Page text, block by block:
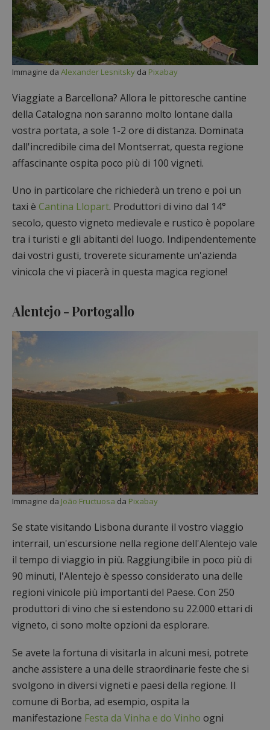
Immagine da Alexander Lesnitsky da Pixabay
Viaggiate a Barcellona? Allora le pittoresche cantine
della Catalogna non saranno molto lontane dalla
vostra portata, a sole 1-2 ore di distanza. Dominata
dall'incredibile cima del Montserrat, questa regione
affascinante ospita poco più di 100 vigneti.
Uno in particolare che richiederà un treno e poi un
taxi è Cantina Llopart. Produttori di vino dal 14°
secolo, questo vigneto medievale e rustico è popolare
tra i turisti e gli abitanti del luogo. Indipendentemente
dai vostri gusti, troverete sicuramente un'azienda
vinicola che vi piacerà in questa magica regione!
Alentejo - Portogallo
Immagine da João Fructuosa da Pixabay
Se state visitando Lisbona durante il vostro viaggio
interrail, un'escursione nella regione dell'Alentejo vale
il tempo di viaggio in più. Raggiungibile in poco più di
90 minuti, l'Alentejo è spesso considerato una delle
regioni vinicole più importanti del Paese. Con 250
produttori di vino che si estendono su 22.000 ettari di
vigneto, ci sono molte opzioni da esplorare.
Se avete la fortuna di visitarla in alcuni mesi, potrete
anche assistere a una delle straordinarie feste che si
svolgono in diversi vigneti e paesi della regione. Il
comune di Borba, ad esempio, ospita la
manifestazione Festa da Vinha e do Vinho ogni